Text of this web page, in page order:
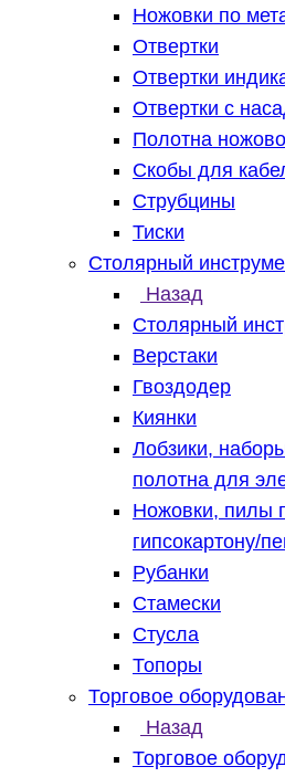
Ножовки по
Отвертки
Отвертки
Отвертки с
Полотна
Скобы для
Струбцины
Тиски
Столярный
Назад
Столярный
Верстаки
Гвоздодер
Киянки
Лобзики,
полотна для
Ножовки, пилы
гипсокартону/
Рубанки
Стамески
Стусла
Топоры
Торговое
Назад
Торговое